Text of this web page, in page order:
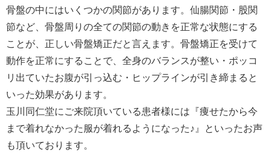
骨盤の中にはいくつかの関節があります。仙腸関節・股関
節など、骨盤周りの全ての関節の動きを正常な状態にする
ことが、正しい骨盤矯正だと言えます。骨盤矯正を受けて
動作を正常にすることで、全身のバランスが整い・ポッコ
リ出ていたお腹が引っ込む・ヒップラインが引き締まると
いった効果があります。
玉川同仁堂にご来院頂いている患者様には『痩せたから今
まで着れなかった服が着れるようになった♪』といったお声
も頂いております。